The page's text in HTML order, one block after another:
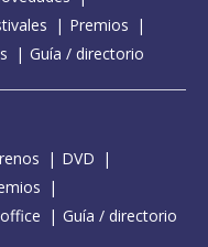
Premios
Guía / directorio
DVD
Guía / directorio